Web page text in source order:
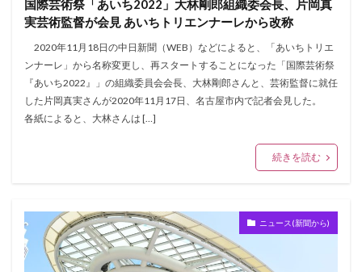
国際芸術祭「あいち2022」大林剛郎組織委会長、片岡真
実芸術監督が会見 あいちトリエンナーレから改称
2020年11月18日の中日新聞（WEB）などによると、「あいちトリエ
ンナーレ」から名称変更し、再スタートすることになった「国際芸術祭
『あいち2022』」の組織委員会会長、大林剛郎さんと、芸術監督に就任
した片岡真実さんが2020年11月17日、名古屋市内で記者会見した。
各紙によると、大林さんは […]
続きを読む
ニュース(新聞から)